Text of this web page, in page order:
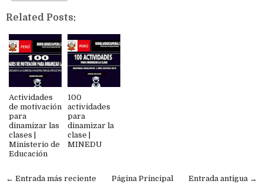
Related Posts:
Actividades
de motivación
para
dinamizar las
clases |
Ministerio de
Educación
100
actividades
para
dinamizar la
clase |
MINEDU
← Entrada más reciente Entrada antigua →
Página Principal